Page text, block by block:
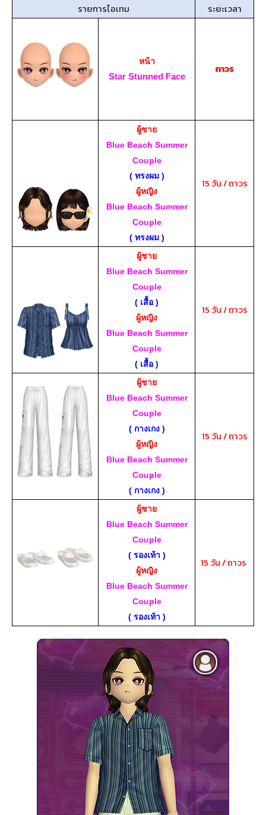
รายการไอเทม
ระยะเวลา
หน้า
Star Stunned Face
ถาวร
ผู้ชาย
Blue Beach Summer
Couple
( ทรงผม )
ผู้หญิง
Blue Beach Summer
Couple
( ทรงผม )
15 วัน / ถาวร
ผู้ชาย
Blue Beach Summer
Couple
( เสื้อ )
ผู้หญิง
Blue Beach Summer
Couple
( เสื้อ )
15 วัน / ถาวร
ผู้ชาย
Blue Beach Summer
Couple
( กางเกง )
ผู้หญิง
Blue Beach Summer
Couple
( กางเกง )
15 วัน / ถาวร
ผู้ชาย
Blue Beach Summer
Couple
( รองเท้า )
ผู้หญิง
Blue Beach Summer
Couple
( รองเท้า )
15 วัน / ถาวร